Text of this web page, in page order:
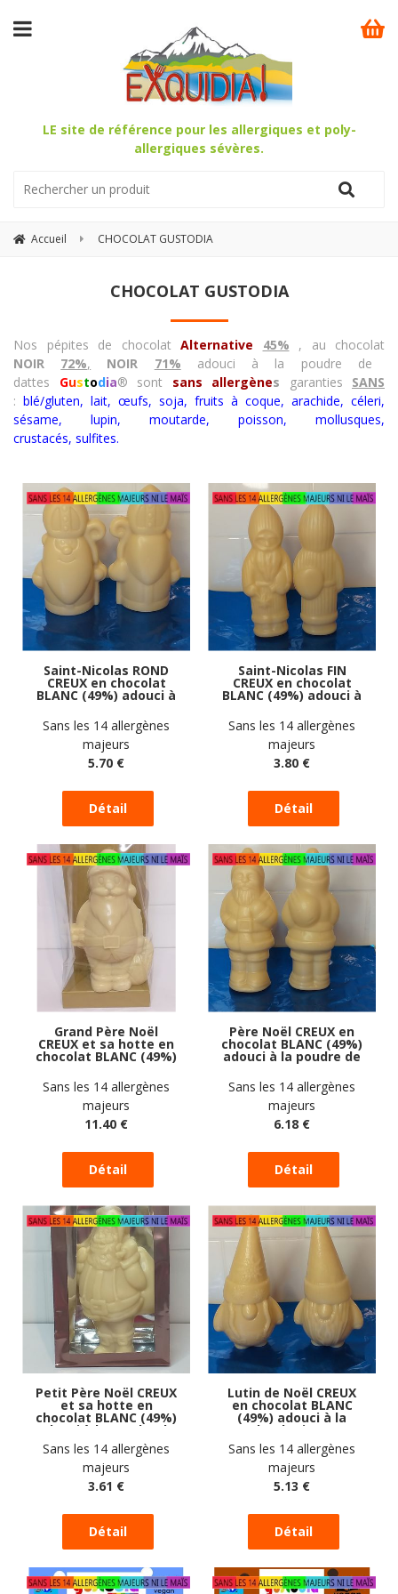
LE site de référence pour les allergiques et poly-
allergiques sévères.
Accueil CHOCOLAT GUSTODIA
CHOCOLAT GUSTODIA
Nos pépites de chocolat Alternative 45%
, au chocolat
NOIR
72%, NOIR 71% adouci à la poudre de
dattes
Gustodia® sont sans allergènes garanties SANS
: blé/gluten, lait, œufs, soja, fruits à coque, arachide, céleri,
sésame, lupin, moutarde, poisson, mollusques,
crustacés, sulfites.
Saint-Nicolas ROND
CREUX en chocolat
BLANC (49%) adouci à
la poudre de riz
vegan sans
allergènes Gustodia :
60g
Sans les 14 allergènes
majeurs
5.70 €
Saint-Nicolas FIN
CREUX en chocolat
BLANC (49%) adouci à
la poudre de riz
vegan sans
allergènes Gustodia :
40 grammes
Sans les 14 allergènes
majeurs
3.80 €
Grand Père Noël
CREUX et sa hotte en
chocolat BLANC (49%)
adouci à la poudre de
riz vegan sans
allergènes Gustodia :
120g
Sans les 14 allergènes
majeurs
11.40 €
Père Noël CREUX en
chocolat BLANC (49%)
adouci à la poudre de
riz vegan sans
allergènes Gustodia :
65g
Sans les 14 allergènes
majeurs
6.18 €
Petit Père Noël CREUX
et sa hotte en
chocolat BLANC (49%)
adouci à la poudre de
riz vegan sans
allergènes Gustodia :
38g
Sans les 14 allergènes
majeurs
3.61 €
Lutin de Noël CREUX
en chocolat BLANC
(49%) adouci à la
poudre de riz vegan
sans allergènes
Gustodia : 54g
Sans les 14 allergènes
majeurs
5.13 €